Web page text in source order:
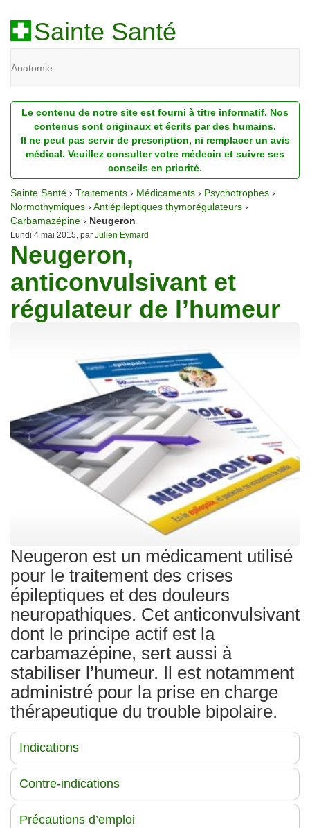
Sainte Santé
Anatomie
Diagnostic
Dossiers
Homéopathie
Nutrition
Pathologie
Psychologie
Recherches
Traitements
Le contenu de notre site est fourni à titre informatif. Nos
contenus sont originaux et écrits par des humains.
Il ne peut pas servir de prescription, ni remplacer un avis
médical. Veuillez consulter votre médecin et suivre ses
conseils en priorité.
Sainte Santé › Traitements › Médicaments › Psychotrophes ›
Normothymiques › Antiépileptiques thymorégulateurs ›
Carbamazépine › Neugeron
Lundi 4 mai 2015, par Julien Eymard
Neugeron,
anticonvulsivant et
régulateur de l’humeur
Neugeron est un médicament utilisé
pour le traitement des crises
épileptiques et des douleurs
neuropathiques. Cet anticonvulsivant
dont le principe actif est la
carbamazépine, sert aussi à
stabiliser l’humeur. Il est notamment
administré pour la prise en charge
thérapeutique du trouble bipolaire.
Indications
Contre-indications
Précautions d’emploi